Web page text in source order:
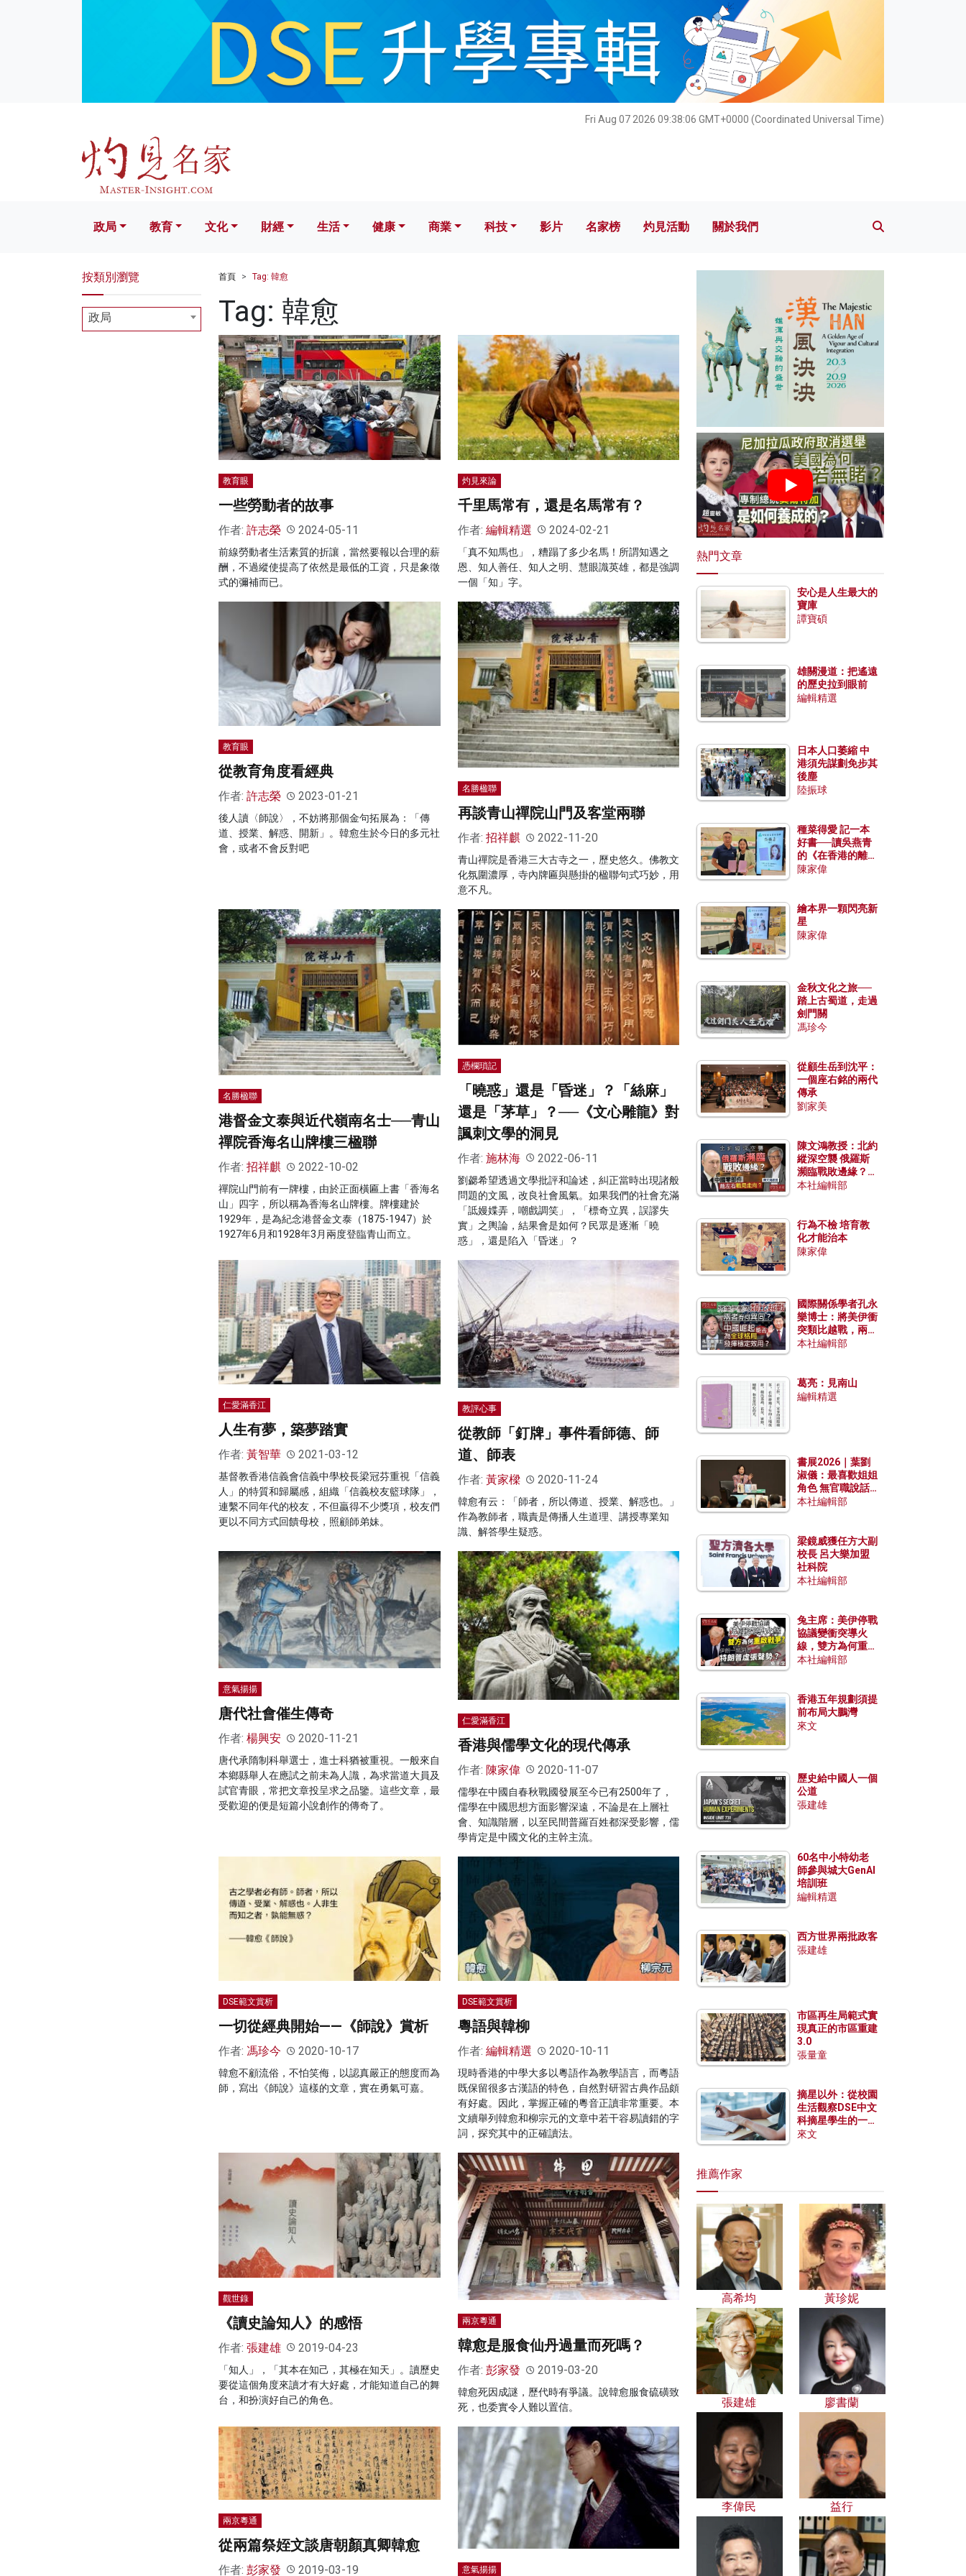
Fri Aug 07 2026 09:38:07 GMT+0000 (Coordinated Universal Time)
文化 財經 生活 健康 科技 影片 名家榜 灼見活動 關於我們
政局 教育 文化 財經 生活 健康 商業 科技 影片 名家榜 灼見活動 關於我們
首頁 Tag: 韓愈
Tag: 韓愈
教育眼
一些勞動者的故事
作者: 許志榮 2024-05-11
前線勞動者生活素質的折讓，當然要報以合理的薪
酬，不過縱使提高了依然是最低的工資，只是象徵
式的彌補而已。
灼見來論
千里馬常有，還是名馬常有？
作者: 編輯精選 2024-02-21
「真不知馬也」，糟蹋了多少名馬！所謂知遇之
恩、知人善任、知人之明、慧眼識英雄，都是強調
一個「知」字。
教育眼
從教育角度看經典
作者: 許志榮 2023-01-21
後人讀〈師說〉，不妨將那個金句拓展為：「傳
道、授業、解惑、開新」。韓愈生於今日的多元社
會，或者不會反對吧
名勝楹聯
再談青山禪院山門及客堂兩聯
作者: 招祥麒 2022-11-20
青山禪院是香港三大古寺之一，歷史悠久。佛教文
化氛圍濃厚，寺內牌匾與懸掛的楹聯句式巧妙，用
意不凡。
名勝楹聯
港督金文泰與近代嶺南名士──青山
禪院香海名山牌樓三楹聯
作者: 招祥麒 2022-10-02
禪院山門前有一牌樓，由於正面橫匾上書「香海名
山」四字，所以稱為香海名山牌樓。牌樓建於
1929年，是為紀念港督金文泰（1875-1947）於
1927年6月和1928年3月兩度登臨青山而立。
憑欄瑣記
「曉惑」還是「昏迷」？「絲麻」
還是「茅草」？──《文心雕龍》對
諷刺文學的洞見
作者: 施林海 2022-06-11
劉勰希望透過文學批評和論述，糾正當時出現諸般
問題的文風，改良社會風氣。如果我們的社會充滿
「詆嫚媟弄，嘲戲調笑」，「標奇立異，誤謬失
實」之輿論，結果會是如何？民眾是逐漸「曉
惑」，還是陷入「昏迷」？
仁愛滿香江
人生有夢，築夢踏實
作者: 黃智華 2021-03-12
基督教香港信義會信義中學校長梁冠芬重視「信義
人」的特質和歸屬感，組織「信義校友籃球隊」，
連繫不同年代的校友，不但贏得不少獎項，校友們
更以不同方式回饋母校，照顧師弟妹。
教評心事
從教師「釘牌」事件看師德、師
道、師表
作者: 黃家樑 2020-11-24
韓愈有云：「師者，所以傳道、授業、解惑也。」
作為教師者，職責是傳播人生道理、講授專業知
識、解答學生疑惑。
意氣揚揚
唐代社會催生傳奇
作者: 楊興安 2020-11-21
唐代承隋制科舉選士，進士科猶被重視。一般來自
本鄉縣舉人在應試之前未為人識，為求當道大員及
試官青眼，常把文章投呈求之品鑒。這些文章，最
受歡迎的便是短篇小說創作的傳奇了。
仁愛滿香江
香港與儒學文化的現代傳承
作者: 陳家偉 2020-11-07
儒學在中國自春秋戰國發展至今已有2500年了，
儒學在中國思想方面影響深遠，不論是在上層社
會、知識階層，以至民間普羅百姓都深受影響，儒
學肯定是中國文化的主幹主流。
DSE範文賞析
一切從經典開始——《師說》賞析
作者: 馮珍今 2020-10-17
韓愈不顧流俗，不怕笑侮，以認真嚴正的態度而為
師，寫出《師說》這樣的文章，實在勇氣可嘉。
DSE範文賞析
粵語與韓柳
作者: 編輯精選 2020-10-11
現時香港的中學大多以粵語作為教學語言，而粵語
既保留很多古漢語的特色，自然對研習古典作品頗
有好處。因此，掌握正確的粵音正讀非常重要。本
文續舉列韓愈和柳宗元的文章中若干容易讀錯的字
詞，探究其中的正確讀法。
觀世錄
《讀史論知人》的感悟
作者: 張建雄 2019-04-23
「知人」，「其本在知己，其極在知天」。讀歷史
要從這個角度來讀才有大好處，才能知道自己的舞
台，和扮演好自己的角色。
兩京粵通
韓愈是服食仙丹過量而死嗎？
作者: 彭家發 2019-03-20
韓愈死因成謎，歷代時有爭議。說韓愈服食硫磺致
死，也委實令人難以置信。
兩京粵通
從兩篇祭姪文談唐朝顏真卿韓愈
作者: 彭家發 2019-03-19 意氣揚揚
按類別瀏覽
政局
熱門文章
安心是人生最大的
寶庫
譚寶碩
雄關漫道：把遙遠
的歷史拉到眼前
編輯精選
日本人口萎縮 中
港須先謀劃免步其
後塵
陸振球
種菜得愛 記一本
好書──讀吳燕青
的《在香港的離島
種菜》
陳家偉
繪本界一顆閃亮新
星
陳家偉
金秋文化之旅──
踏上古蜀道，走過
劍門關
馮珍今
從顧生岳到沈平：
一個座右銘的兩代
傳承
劉家美
陳文鴻教授：北約
縱深空襲 俄羅斯
瀕臨戰敗邊緣？中
國零部件能左右戰
本社編輯部
行為不檢 培育教
化才能治本
陳家偉
國際關係學者孔永
樂博士：將美伊衝
突類比越戰，兩者
有何異同？中國崛
本社編輯部
葛亮：見南山
編輯精選
書展2026｜葉劉
淑儀：最喜歡姐姐
角色 無官職說話
包袱少
本社編輯部
梁鏡威獲任方大副
校長 呂大樂加盟
社科院
本社編輯部
兔主席：美伊停戰
協議變衝突導火
線，雙方為何重啟
戰爭？伊朗一早洞
本社編輯部
香港五年規劃須提
前布局大鵬灣
來文
歷史給中國人一個
公道
張建雄
60名中小特幼老
師參與城大GenAI
培訓班
編輯精選
西方世界兩批政客
張建雄
市區再生局範式實
現真正的市區重建
3.0
張量童
摘星以外：從校園
生活觀察DSE中文
科摘星學生的一點
特質
來文
推薦作家
高希均 黃珍妮
張建雄 廖書蘭
李偉民 益行